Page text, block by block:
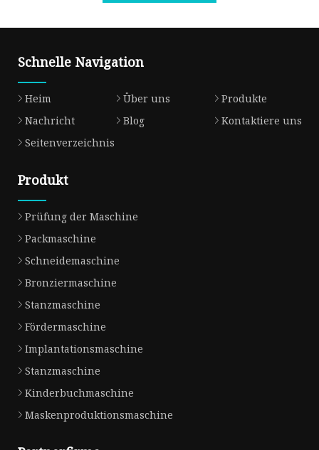
Schnelle Navigation
Heim Über uns
Produkte
Nachricht
Blog
Kontaktiere uns
Seitenverzeichnis
Produkt
Prüfung der Maschine
Packmaschine
Schneidemaschine
Bronziermaschine
Stanzmaschine
Fördermaschine
Implantationsmaschine
Stanzmaschine
Kinderbuchmaschine
Maskenproduktionsmaschine